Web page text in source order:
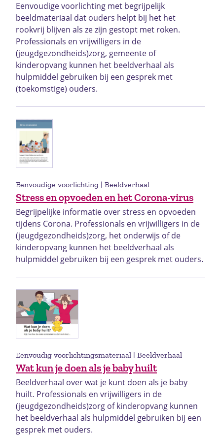
Eenvoudige voorlichting met begrijpelijk
beeldmateriaal dat ouders helpt bij het het
rookvrij blijven als ze zijn gestopt met roken.
Professionals en vrijwilligers in de
(jeugdgezondheids)zorg, gemeente of
kinderopvang kunnen het beeldverhaal als
hulpmiddel gebruiken bij een gesprek met
(toekomstige) ouders.
Stress en opvoeden en het Corona-virus
Eenvoudige voorlichting | Beeldverhaal
Begrijpelijke informatie over stress en opvoeden
tijdens Corona. Professionals en vrijwilligers in de
(jeugdgezondheids)zorg, het onderwijs of de
kinderopvang kunnen het beeldverhaal als
hulpmiddel gebruiken bij een gesprek met ouders.
Wat kun je doen als je baby huilt
Eenvoudig voorlichtingsmateriaal | Beeldverhaal
Beeldverhaal over wat je kunt doen als je baby
huilt. Professionals en vrijwilligers in de
(jeugdgezondheids)zorg of kinderopvang kunnen
het beeldverhaal als hulpmiddel gebruiken bij een
gesprek met ouders.